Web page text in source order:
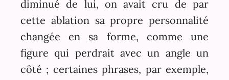
diminué de lui, on avait cru de par
cette ablation sa propre personnalité
changée en sa forme, comme une
figure qui perdrait avec un angle un
côté ; certaines phrases, par exemple,